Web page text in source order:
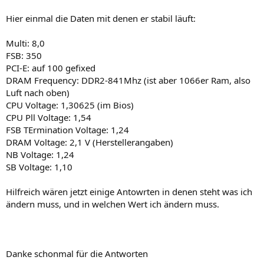
Hier einmal die Daten mit denen er stabil läuft:
Multi: 8,0
FSB: 350
PCI-E: auf 100 gefixed
DRAM Frequency: DDR2-841Mhz (ist aber 1066er Ram, also
Luft nach oben)
CPU Voltage: 1,30625 (im Bios)
CPU Pll Voltage: 1,54
FSB TErmination Voltage: 1,24
DRAM Voltage: 2,1 V (Herstellerangaben)
NB Voltage: 1,24
SB Voltage: 1,10
Hilfreich wären jetzt einige Antowrten in denen steht was ich
ändern muss, und in welchen Wert ich ändern muss.
Danke schonmal für die Antworten